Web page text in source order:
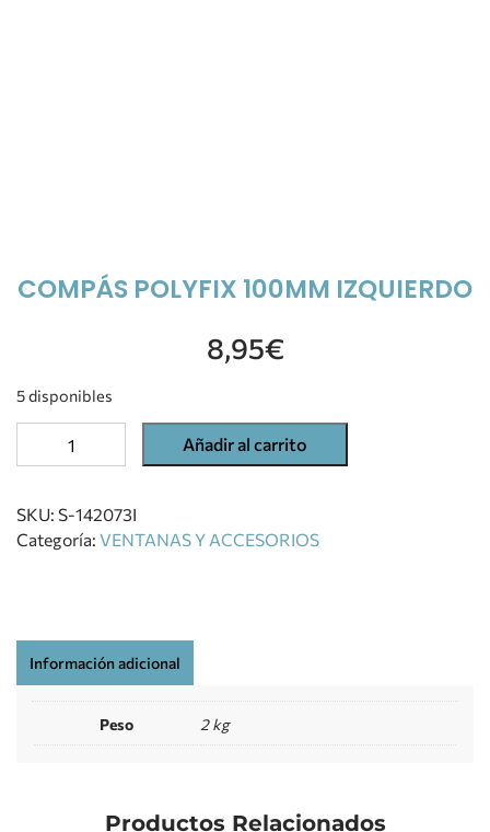
COMPÁS POLYFIX 100MM IZQUIERDO
8,95€
5 disponibles
Añadir al carrito
SKU: S-142073I
Categoría: VENTANAS Y ACCESORIOS
Información adicional
Peso 2 kg
Productos Relacionados